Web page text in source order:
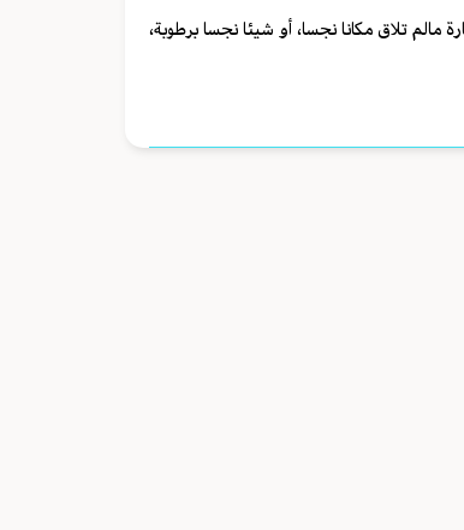
تلاق مكانا نجسا، أو شيئا نجسا برطوبة،